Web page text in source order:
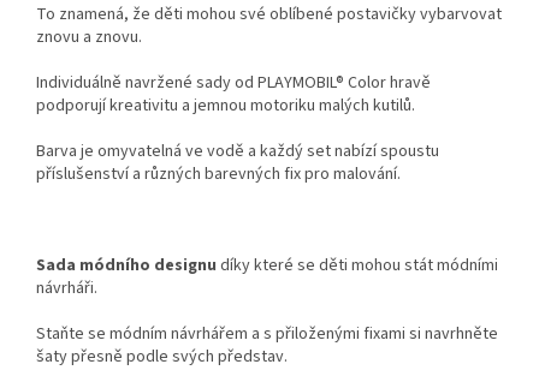
To znamená, že děti mohou své oblíbené postavičky vybarvovat
znovu a znovu.
Individuálně navržené sady od PLAYMOBIL® Color hravě
podporují kreativitu a jemnou motoriku malých kutilů.
Barva je omyvatelná ve vodě a každý set nabízí spoustu
příslušenství a různých barevných fix pro malování.
Sada módního designu díky které se děti mohou stát módními
návrháři.
Staňte se módním návrhářem a s přiloženými fixami si navrhněte
šaty přesně podle svých představ.